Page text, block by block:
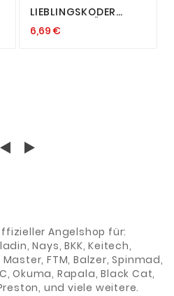
LIEBLINGSKÖDER
12,5CM 4 STÜCK
SUNNY SHERIFF
6,69 €
Angelshop für:
Nays, BKK, Keitech,
FTM, Balzer, Spinmad,
Okuma, Rapala, Black Cat,
und viele weitere.